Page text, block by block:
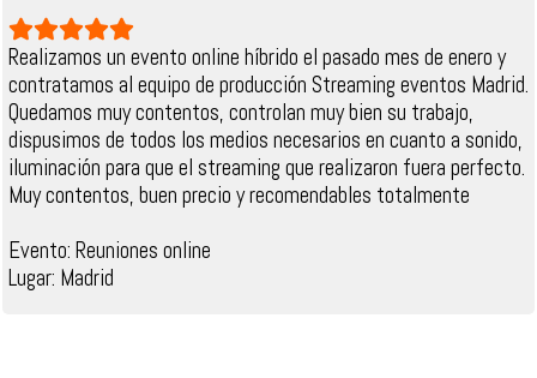
Realizamos un evento online híbrido el pasado mes de enero y
contratamos al equipo de producción Streaming eventos Madrid.
Quedamos muy contentos, controlan muy bien su trabajo,
dispusimos de todos los medios necesarios en cuanto a sonido,
iluminación para que el streaming que realizaron fuera perfecto.
Muy contentos, buen precio y recomendables totalmente
Evento: Reuniones online
Lugar: Madrid